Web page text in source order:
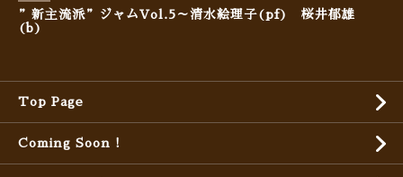
”新主流派”ジャムVol.5～清水絵理子(pf) 桜井郁雄
(b)
Top Page
Coming Soon !